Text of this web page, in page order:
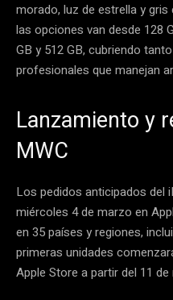
morado, luz de estrella y
las opciones van desde 128
GB y 512 GB, cubriendo
profesionales que manejan
Lanzamiento y
MWC
Los pedidos anticipados del
miércoles 4 de marzo en
en 35 países y regiones,
primeras unidades
Apple Store a partir del 11 de